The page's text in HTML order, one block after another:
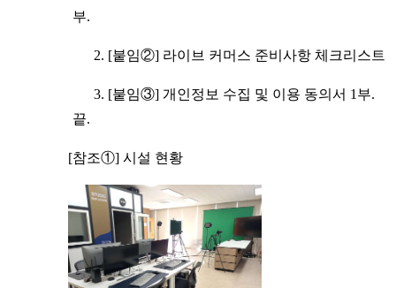
부.
2. [붙임②] 라이브 커머스 준비사항 체크리스트
3. [붙임③] 개인정보 수집 및 이용 동의서 1부.
끝.
[참조①] 시설 현황